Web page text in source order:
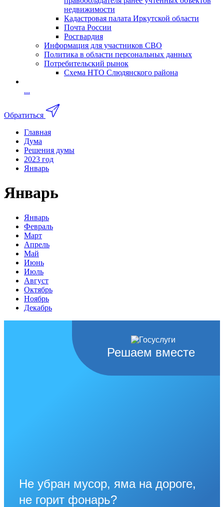
недвижимости
Кадастровая палата Иркутской области
Почта России
Росгвардия
Информация для участников СВО
Политика в области персональных данных
Потребительский рынок
Схема НТО Слюдянского района
...
Обратиться
Главная
Дума
Решения думы
2023 год
Январь
Январь
Январь
Февраль
Март
Апрель
Май
Июнь
Июль
Август
Октябрь
Ноябрь
Декабрь
Решаем вместе
Не убран мусор, яма на дороге,
не горит фонарь?